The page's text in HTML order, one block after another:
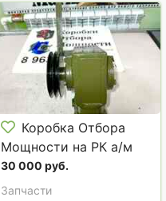
Коробка Отбора
Мощности на РК а/м
УАЗ.
30 000 руб.
Запчасти